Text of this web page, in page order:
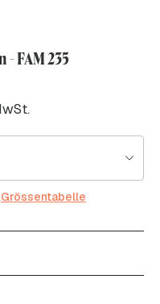
FAM 235
Grössentabelle